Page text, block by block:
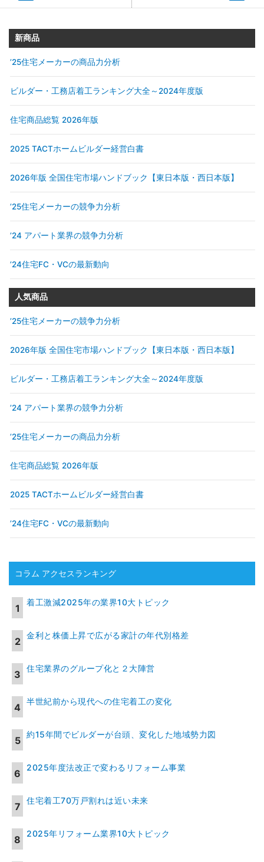
新商品
’25住宅メーカーの商品力分析
ビルダー・工務店着工ランキング大全～2024年度版
住宅商品総覧 2026年版
2025 TACTホームビルダー経営白書
2026年版 全国住宅市場ハンドブック【東日本版・西日本版】
’25住宅メーカーの競争力分析
’24 アパート業界の競争力分析
’24住宅FC・VCの最新動向
人気商品
’25住宅メーカーの競争力分析
2026年版 全国住宅市場ハンドブック【東日本版・西日本版】
ビルダー・工務店着工ランキング大全～2024年度版
’24 アパート業界の競争力分析
’25住宅メーカーの商品力分析
住宅商品総覧 2026年版
2025 TACTホームビルダー経営白書
’24住宅FC・VCの最新動向
コラム アクセスランキング
着工激減2025年の業界10大トピック
金利と株価上昇で広がる家計の年代別格差
住宅業界のグループ化と２大陣営
半世紀前から現代への住宅着工の変化
約15年間でビルダーが台頭、変化した地域勢力図
2025年度法改正で変わるリフォーム事業
住宅着工70万戸割れは近い未来
2025年リフォーム業界10大トピック